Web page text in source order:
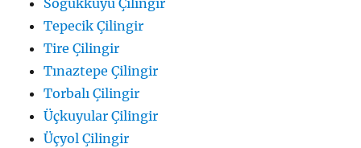
Soğukkuyu Çilingir
Tepecik Çilingir
Tire Çilingir
Tınaztepe Çilingir
Torbalı Çilingir
Üçkuyular Çilingir
Üçyol Çilingir